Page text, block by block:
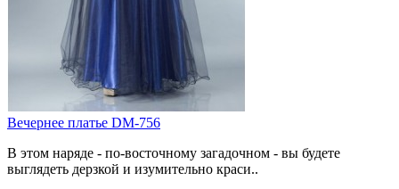
Вечернее платье DM-756
В этом наряде - по-восточному загадочном - вы будете
выглядеть дерзкой и изумительно краси..